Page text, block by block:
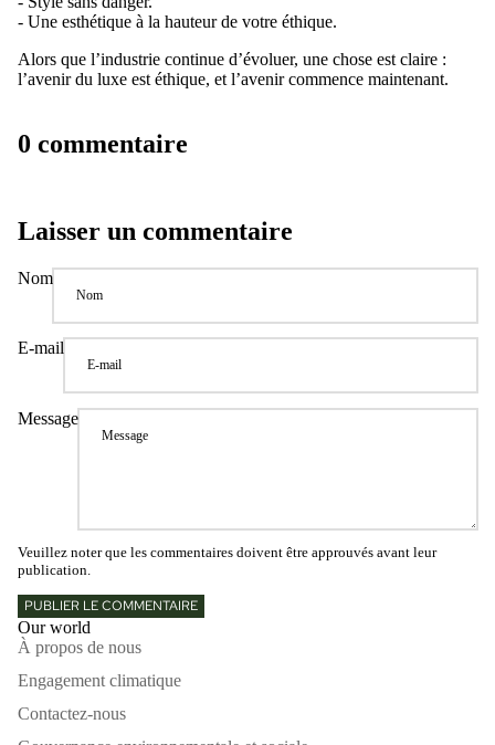
- Une esthétique à la hauteur de votre éthique.
Alors que l’industrie continue d’évoluer, une chose est claire :
l’avenir du luxe est éthique, et l’avenir commence maintenant.
0 commentaire
Laisser un commentaire
Nom
E-mail
Message
Veuillez noter que les commentaires doivent être approuvés avant leur
publication.
PUBLIER LE COMMENTAIRE
Our world
À propos de nous
Engagement climatique
Contactez-nous